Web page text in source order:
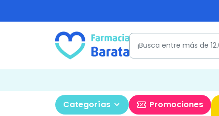
Categorías Promociones